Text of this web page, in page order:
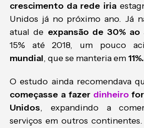
crescimento da rede iria
Unidos já no próximo ano. Já
atual de expansão de 30% ao
15% até 2018, um pouco
mundial, que se manteria em 11%.
O estudo ainda recomendava
começasse a fazer dinheiro
Unidos, expandindo a
serviços em outros